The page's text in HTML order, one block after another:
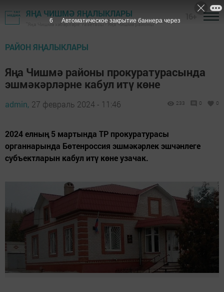
ЯҢА ЧИШМӘ ЯҢАЛЫКЛАРЫ
"Яңа Чишмә хәбәрләре" газетасы - Яңа Чишмә районы
РАЙОН ЯҢАЛЫКЛАРЫ
Яңа Чишмә районы прокуратурасында
эшмәкәрләрне кабул итү көне
admin, 27 февраль 2024 - 11:46 233 0 0
2024 елның 5 мартында ТР прокуратурасы
органнарында Бөтенроссия эшмәкәрлек эшчәнлеге
субъектларын кабул итү көне узачак.
5 Автоматическое закрытие баннера через